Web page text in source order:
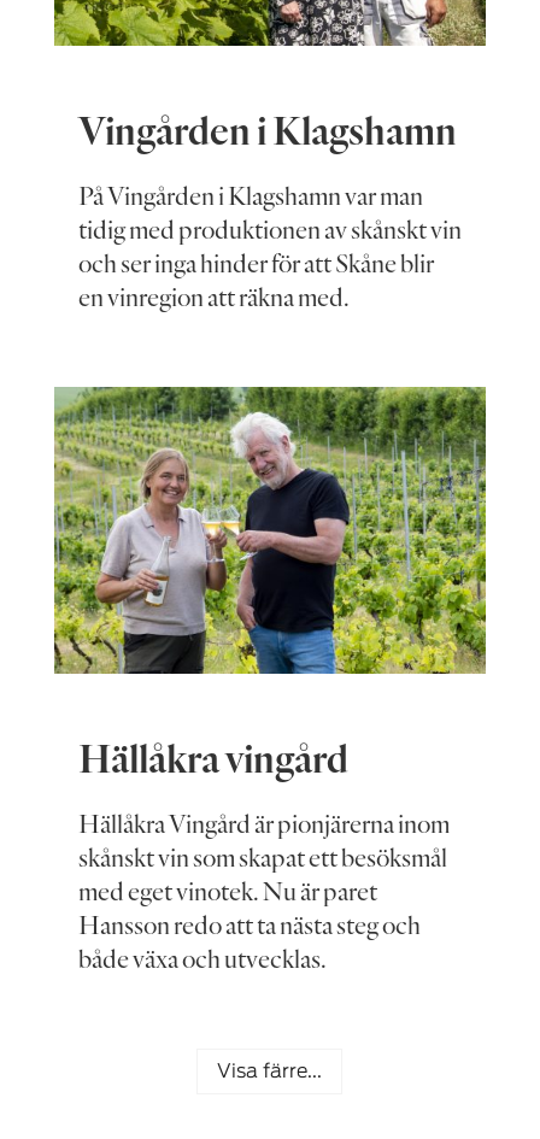
Vingården i Klagshamn
På Vingården i Klagshamn var man
tidig med produktionen av skånskt vin
och ser inga hinder för att Skåne blir
en vinregion att räkna med.
Hällåkra vingård
Hällåkra Vingård är pionjärerna inom
skånskt vin som skapat ett besöksmål
med eget vinotek. Nu är paret
Hansson redo att ta nästa steg och
både växa och utvecklas.
Visa färre...